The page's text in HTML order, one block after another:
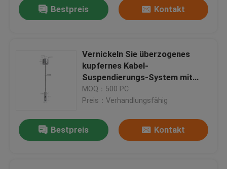
Bestpreis Kontakt
Vernickeln Sie überzogenes
kupfernes Kabel-
Suspendierungs-System mit
Greifer YW86341 des Faden-M4
MOQ：500 PC
Preis：Verhandlungsfähig
Bestpreis Kontakt